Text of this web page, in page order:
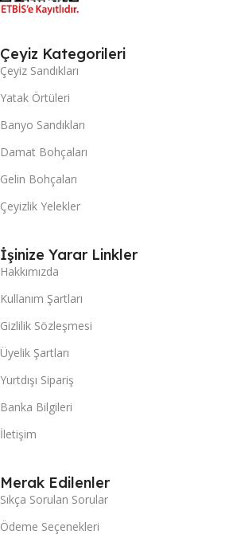
Çeyiz Kategorileri
Çeyiz Sandıkları
Yatak Örtüleri
Banyo Sandıkları
Damat Bohçaları
Gelin Bohçaları
Çeyizlik Yelekler
İşinize Yarar Linkler
Hakkımızda
Kullanım Şartları
Gizlilik Sözleşmesi
Üyelik Şartları
Yurtdışı Sipariş
Banka Bilgileri
İletişim
Merak Edilenler
Sıkça Sorulan Sorular
Ödeme Seçenekleri